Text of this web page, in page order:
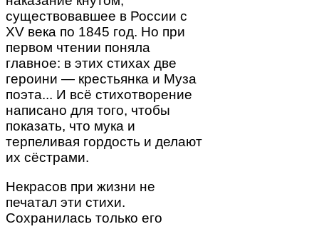
существовавшее в России с
XV века по 1845 год. Но при
первом чтении поняла
главное: в этих стихах две
героини — крестьянка и Муза
поэта... И всё стихотворение
написано для того, чтобы
показать, что мука и
терпеливая гордость и делают
их сёстрами.
Некрасов при жизни не
печатал эти стихи.
Сохранилась только его